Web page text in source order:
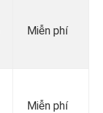
Miễn phí
Miễn phí